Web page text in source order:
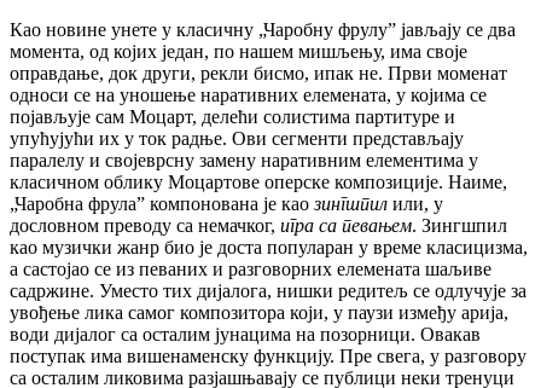
Као новине унете у класичну „Чаробну фрулу” јављају се два
момента, од којих један, по нашем мишљењу, има своје
оправдање, док други, рекли бисмо, ипак не. Први моменат
односи се на уношење наративних елемената, у којима се
појављује сам Моцарт, делећи солистима партитуре и
упућујући их у ток радње. Ови сегменти представљају
паралелу и својеврсну замену наративним елементима у
класичном облику Моцартове оперске композиције. Наиме,
„Чаробна фрула” компонована је каозингшпил или, у
дословном преводу са немачког, игра са певањем. Зингшпил
као музички жанр био је доста популаран у време класицизма,
а састојао се из певаних и разговорних елемената шаљиве
садржине. Уместо тих дијалога, нишки редитељ се одлучује за
увођење лика самог композитора који, у паузи између арија,
води дијалог са осталим јунацима на позорници. Овакав
поступак има вишенаменску функцију. Пре свега, у разговору
са осталим ликовима разјашњавају се публици неки тренуци